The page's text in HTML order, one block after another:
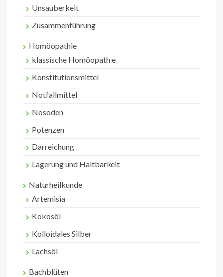
Unsauberkeit
Zusammenführung
Homöopathie
klassische Homöopathie
Konstitutionsmittel
Notfallmittel
Nosoden
Potenzen
Darreichung
Lagerung und Haltbarkeit
Naturheilkunde
Artemisia
Kokosöl
Kolloidales Silber
Lachsöl
Bachblüten